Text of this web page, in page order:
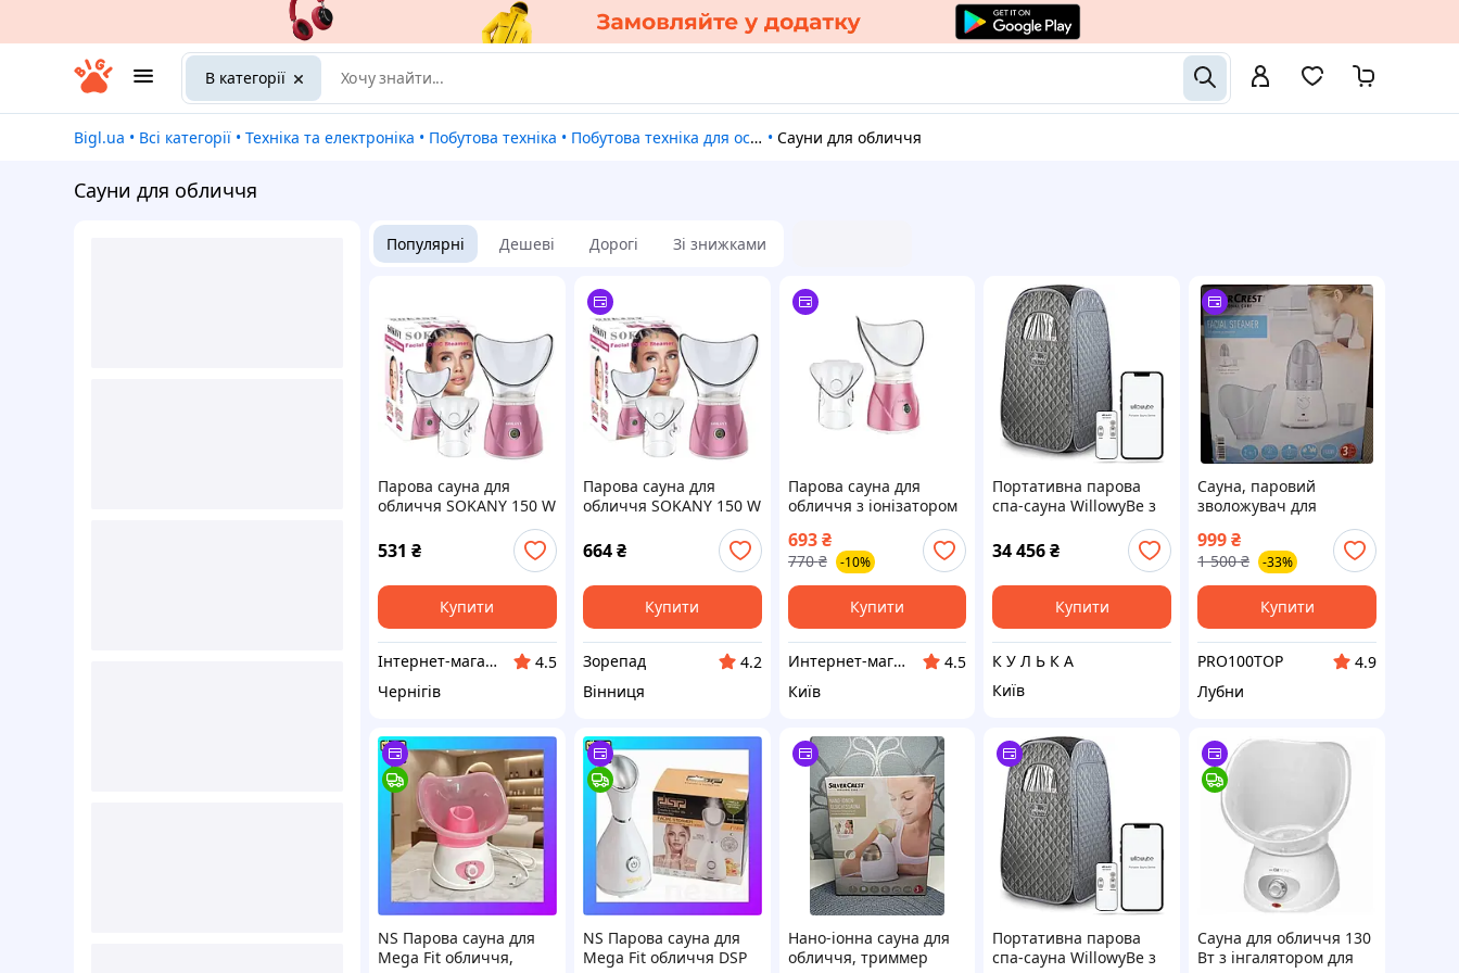
В категорії
Bigl.ua • Всі категорії • Техніка та електроніка • Побутова техніка • Побутова техніка для особистого користування • Сауни для обличчя
Сауни для обличчя
Популярні Дешеві Дорогі Зі знижками
Парова сауна для
обличчя SOKANY 150 W
531 ₴
Купити
Інтернет-магазин "VoyagerStar"
4.5
Чернігів
Парова сауна для
обличчя SOKANY 150 W
664₴
Купити
Зорепад
4.2
Вінниця
Парова сауна для
обличчя з іонізатором
693 ₴
770 ₴ -10%
Купити
Интернет-магазин Восторг Онлайн - товары для различных людей!
4.5
Київ
Портативна парова
спа-сауна WillowyBe з
керуванням Bluetooth,
34 456₴
Купити
К У Л Ь К А
Київ
Сауна, паровий
зволожувач для
обличчя(інгалятор)Silver
Crest
999₴
1 500 ₴ -33%
Купити
PRO100TOP
4.9
Лубни
NS Парова сауна для
Mega Fit обличчя,
NS Парова сауна для
Mega Fit обличчя DSP
Нано-іонна сауна для
обличчя, триммер
Портативна парова
спа-сауна WillowyBe з
Сауна для обличчя 130
Вт з інгалятором для